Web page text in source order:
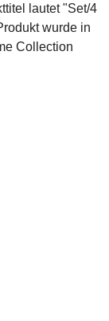
lautet "Set/4
wurde in
Collection